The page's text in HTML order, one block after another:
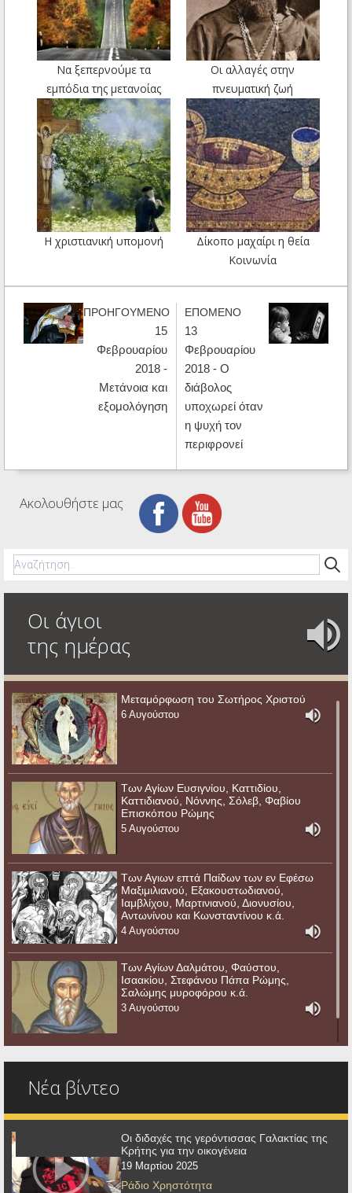
Να ξεπερνούμε τα
εμπόδια της μετανοίας
Οι αλλαγές στην
πνευματική ζωή
Η χριστιανική υπομονή
Δίκοπο μαχαίρι η θεία
Κοινωνία
ΠΡΟΗΓΟΥΜΕΝΟ
15
Φεβρουαρίου
2018 -
Μετάνοια και
εξομολόγηση
ΕΠΟΜΕΝΟ
13
Φεβρουαρίου
2018 - Ο
διάβολος
υποχωρεί όταν
η ψυχή τον
περιφρονεί
Ακολουθήστε μας
Οι άγιοι
της ημέρας
Μεταμόρφωση του Σωτήρος Χριστού
6 Αυγούστου
Των Αγίων Ευσιγνίου, Καττιδίου,
Καττιδιανού, Νόννης, Σόλεβ, Φαβίου
Επισκόπου Ρώμης
5 Αυγούστου
Των Αγιων επτά Παίδων των εν Εφέσω
Μαξιμιλιανού, Εξακουστωδιανού,
Ιαμβλίχου, Μαρτινιανού, Διονυσίου,
Αντωνίνου και Κωνσταντίνου κ.ά.
4 Αυγούστου
Των Αγίων Δαλμάτου, Φαύστου,
Ισαακίου, Στεφάνου Πάπα Ρώμης,
Σαλώμης μυροφόρου κ.ά.
3 Αυγούστου
Νέα βίντεο
Οι διδαχές της γερόντισσας Γαλακτίας της
Κρήτης για την οικογένεια
19 Μαρτίου 2025
Ράδιο Χρηστότητα